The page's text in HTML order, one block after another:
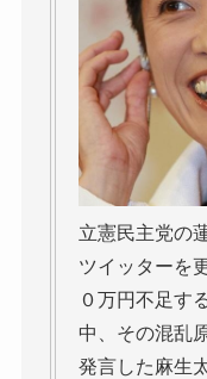
立憲民主党の
ツイッターを
０万円不足す
中、その混乱
発言した麻生